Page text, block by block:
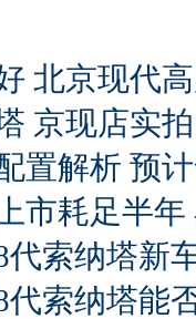
北京现代
京现店实
置解析 预
市耗足半
代索纳塔新
代索纳塔能